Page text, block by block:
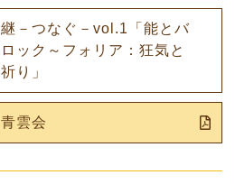
継－つなぐ－vol.1「能とバ
ロック～フォリア：狂気と
祈り」
青雲会